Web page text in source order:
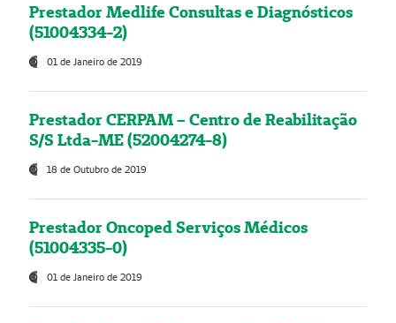
Prestador Medlife Consultas e Diagnósticos
(51004334-2)
01 de Janeiro de 2019
Prestador CERPAM – Centro de Reabilitação
S/S Ltda-ME (52004274-8)
18 de Outubro de 2019
Prestador Oncoped Serviços Médicos
(51004335-0)
01 de Janeiro de 2019